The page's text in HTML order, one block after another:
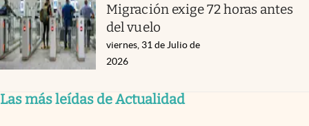
Migración exige 72 horas antes
del vuelo
viernes, 31 de Julio de
2026
Las más leídas de Actualidad